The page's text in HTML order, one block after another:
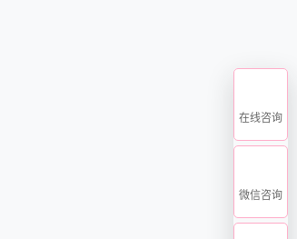
在线咨询
微信咨询